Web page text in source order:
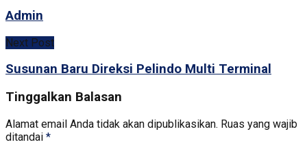
Admin
Next Post
Susunan Baru Direksi Pelindo Multi Terminal
Tinggalkan Balasan
Alamat email Anda tidak akan dipublikasikan. Ruas yang wajib
ditandai *